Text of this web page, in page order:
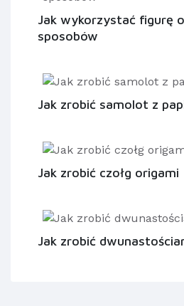
Jak wykorzystać figurę
sposobów
Jak zrobić samolot z
Jak zrobić czołg origami
Jak zrobić